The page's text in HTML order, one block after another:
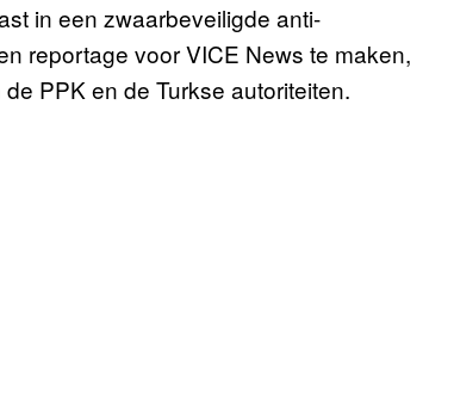
in een zwaarbeveiligde anti-
reportage voor VICE News te maken,
PPK en de Turkse autoriteiten.